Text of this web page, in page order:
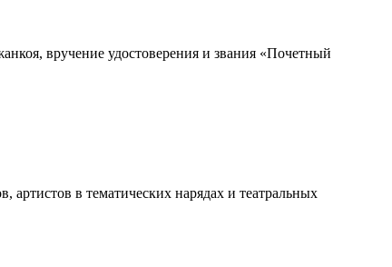
вручение удостоверения и звания «Почетный
артистов в тематических нарядах и театральных